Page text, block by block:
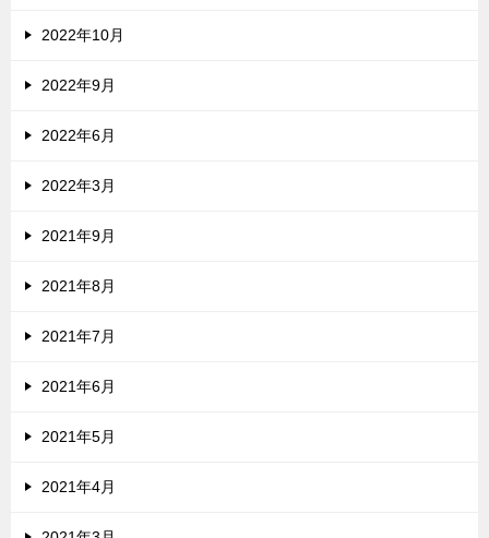
2022年10月
2022年9月
2022年6月
2022年3月
2021年9月
2021年8月
2021年7月
2021年6月
2021年5月
2021年4月